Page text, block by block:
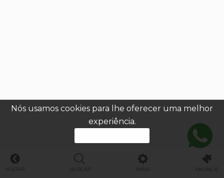
Nós usamos cookies para lhe oferecer uma melhor
experiência.
VOLTAR BUSCAR MAIS ANUNCIE